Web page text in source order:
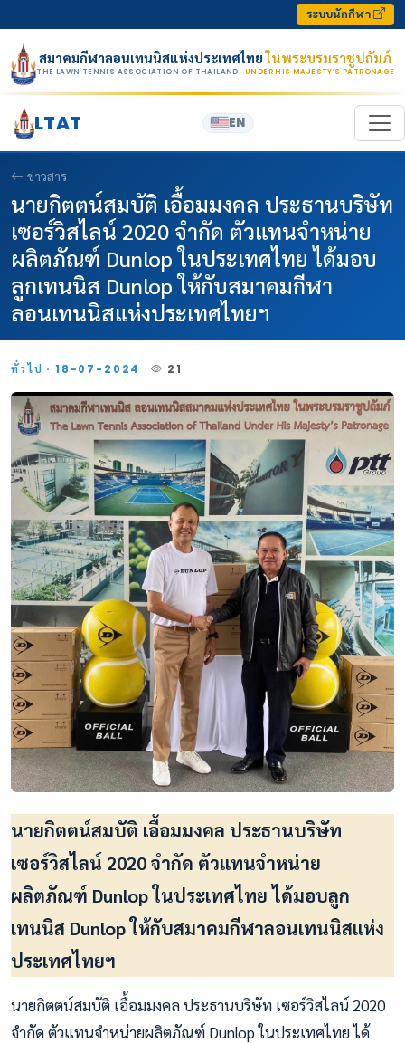
ระบบนักกีฬา
สมาคมกีฬาลอนเทนนิสแห่งประเทศไทยในพระบรมราชูปถัมภ์
THE LAWN TENNIS ASSOCIATION OF THAILAND · UNDER HIS MAJESTY’S PATRONAGE
LTAT EN
ข่าวสาร
นายกิตตน์สมบัติ เอื้อมมงคล ประธานบริษัท
เซอร์วิสไลน์ 2020 จำกัด ตัวแทนจำหน่าย
ผลิตภัณฑ์ Dunlop ในประเทศไทย ได้มอบ
ลูกเทนนิส Dunlop ให้กับสมาคมกีฬา
ลอนเทนนิสแห่งประเทศไทยฯ
ทั่วไป · 18-07-2024 21
นายกิตตน์สมบัติ เอื้อมมงคล ประธานบริษัท
เซอร์วิสไลน์ 2020 จำกัด ตัวแทนจำหน่าย
ผลิตภัณฑ์ Dunlop ในประเทศไทย ได้มอบลูก
เทนนิส Dunlop ให้กับสมาคมกีฬาลอนเทนนิสแห่ง
ประเทศไทยฯ
นายกิตตน์สมบัติ เอื้อมมงคล ประธานบริษัท เซอร์วิสไลน์ 2020
จำกัด ตัวแทนจำหน่ายผลิตภัณฑ์ Dunlop ในประเทศไทย ได้